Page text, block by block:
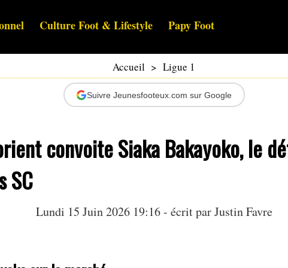
Culture Foot & Lifestyle Papy Foot
Accueil > Ligue 1
Suivre Jeunesfooteux.com sur Google
convoite Siaka Bakayoko, le
SC
Lundi 15 Juin 2026 19:16 - écrit parJustin Favre